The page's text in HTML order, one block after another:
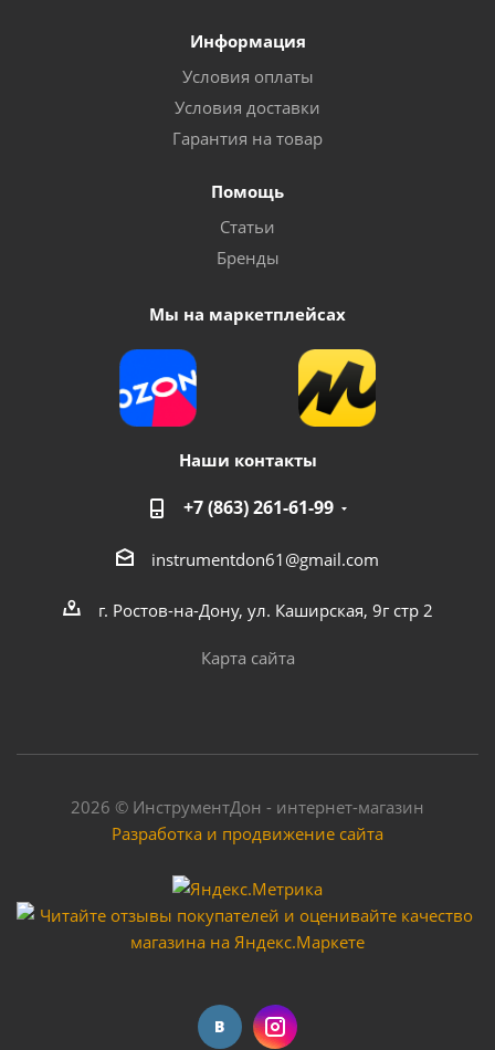
Информация
Условия оплаты
Условия доставки
Гарантия на товар
Помощь
Статьи
Бренды
Мы на маркетплейсах
Наши контакты
+7 (863) 261-61-99
instrumentdon61@gmail.com
г. Ростов-на-Дону, ул. Каширская, 9г стр 2
Карта сайта
2026 © ИнструментДон - интернет-магазин
Разработка и продвижение сайта